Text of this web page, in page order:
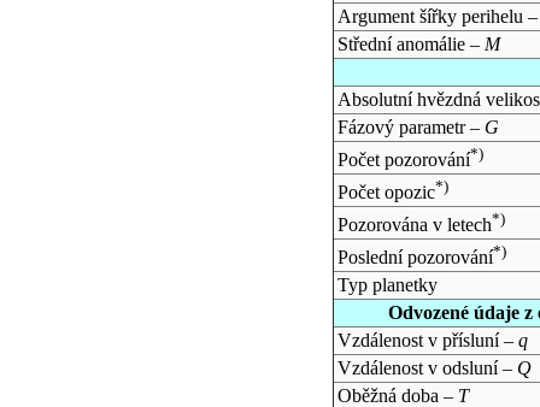
Argument šířky perihelu
Střední anomálie – M
Absolutní hvězdná
Fázový parametr – G
Počet pozorování*)
Počet opozic*)
Pozorována v letech*)
Poslední pozorování*)
Typ planetky
Odvozené údaje
Vzdálenost v přísluní – q
Vzdálenost v odsluní – Q
Oběžná doba – T